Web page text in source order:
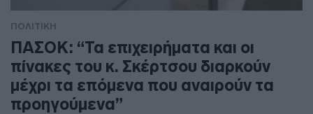
ΠΟΛΙΤΙΚΗ
ΠΑΣΟΚ: “Τα επιχειρήματα και οι
πίνακες του κ. Σκέρτσου διαρκούν
μέχρι τα επόμενα που αναιρούν τα
προηγούμενα”